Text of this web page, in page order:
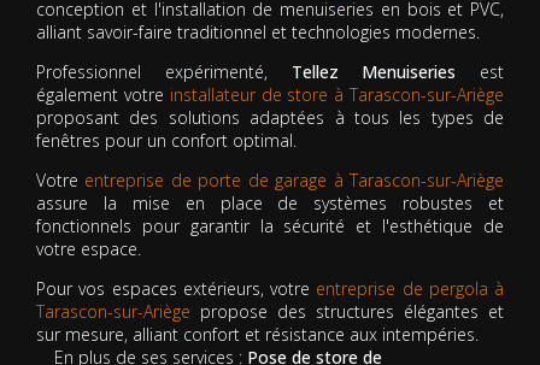
conception et l'installation de menuiseries en bois et PVC,
alliant savoir-faire traditionnel et technologies modernes.
Professionnel expérimenté, Tellez Menuiseries est
également votre installateur de store à Tarascon-sur-Ariège
proposant des solutions adaptées à tous les types de
fenêtres pour un confort optimal.
Votre entreprise de porte de garage à Tarascon-sur-Ariège
assure la mise en place de systèmes robustes et
fonctionnels pour garantir la sécurité et l'esthétique de
votre espace.
Pour vos espaces extérieurs, votre entreprise de pergola à
Tarascon-sur-Ariège propose des structures élégantes et
sur mesure, alliant confort et résistance aux intempéries.
En plus de ses services : Pose de store de